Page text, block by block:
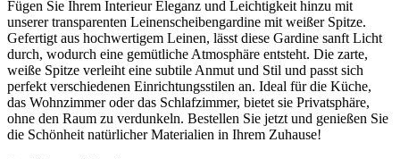
Fügen Sie Ihrem Interieur Eleganz und Leichtigkeit hinzu mit
unserer transparenten Leinenscheibengardine mit weißer Spitze.
Gefertigt aus hochwertigem Leinen, lässt diese Gardine sanft Licht
durch, wodurch eine gemütliche Atmosphäre entsteht. Die zarte,
weiße Spitze verleiht eine subtile Anmut und Stil und passt sich
perfekt verschiedenen Einrichtungsstilen an. Ideal für die Küche,
das Wohnzimmer oder das Schlafzimmer, bietet sie Privatsphäre,
ohne den Raum zu verdunkeln. Bestellen Sie jetzt und genießen Sie
die Schönheit natürlicher Materialien in Ihrem Zuhause!